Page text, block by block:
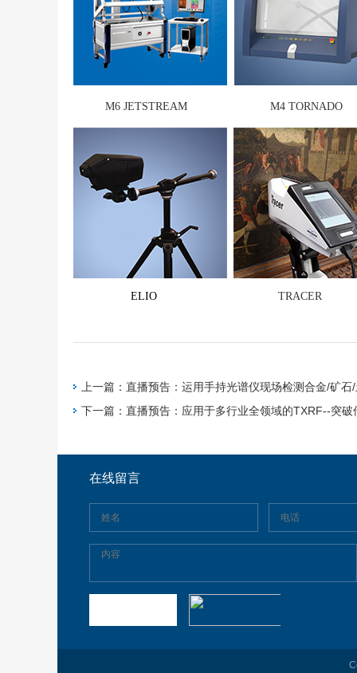
M6 JETSTREAM M4 TORNADO
ELIO TRACER
上一篇：直播预告：运用手持光谱仪现场检测合金/矿
下一篇：直播预告：应用于多行业全领域的TXRF--突破
在线留言